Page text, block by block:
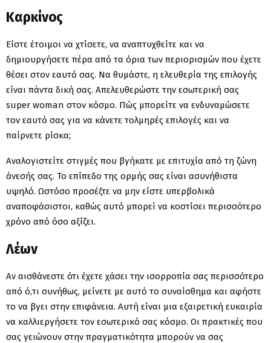
Καρκίνος
Είστε έτοιμοι να χτίσετε, να αναπτυχθείτε και να
δημιουργήσετε πέρα από τα όρια των περιορισμών που έχετε
θέσει στον εαυτό σας. Να θυμάστε, η ελευθερία της επιλογής
είναι πάντα δική σας. Απελευθερώστε την εσωτερική σας
super woman στον κόσμο. Πώς μπορείτε να ενδυναμώσετε
τον εαυτό σας για να κάνετε τολμηρές επιλογές και να
παίρνετε ρίσκα;
Αναλογιστείτε στιγμές που βγήκατε με επιτυχία από τη ζώνη
άνεσής σας. Το επίπεδο της ορμής σας είναι ασυνήθιστα
υψηλό. Ωστόσο προσέξτε να μην είστε υπερβολικά
αναποφάσιστοι, καθώς αυτό μπορεί να κοστίσει περισσότερο
χρόνο από όσο αξίζει.
Λέων
Αν αισθάνεστε ότι έχετε χάσει την ισορροπία σας περισσότερο
από ό,τι συνήθως, μείνετε με αυτό το συναίσθημα και αφήστε
το να βγει στην επιφάνεια. Αυτή είναι μια εξαιρετική ευκαιρία
να καλλιεργήσετε τον εσωτερικό σας κόσμο. Οι πρακτικές που
σας γειώνουν στην πραγματικότητα μπορούν να σας